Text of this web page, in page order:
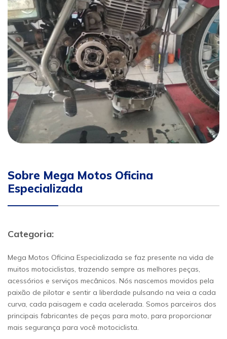
Sobre Mega Motos Oficina
Especializada
Categoria:
Mega Motos Oficina Especializada se faz presente na vida de
muitos motociclistas, trazendo sempre as melhores peças,
acessórios e serviços mecânicos. Nós nascemos movidos pela
paixão de pilotar e sentir a liberdade pulsando na veia a cada
curva, cada paisagem e cada acelerada. Somos parceiros dos
principais fabricantes de peças para moto, para proporcionar
mais segurança para você motociclista.